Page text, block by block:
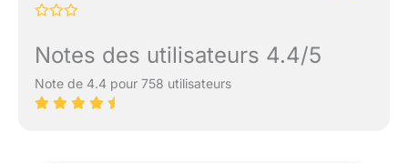
Notes des utilisateurs 4.4/5
Note de 4.4 pour 758 utilisateurs